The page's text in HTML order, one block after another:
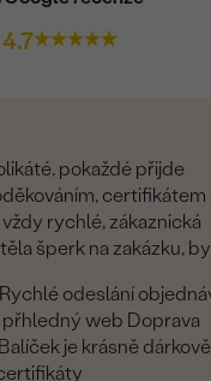
4.7
pokaždé přijde
certifikátem
rychlé, zákaznická
šperk na zakázku,
odeslání
web Doprava
je krásně dárkově